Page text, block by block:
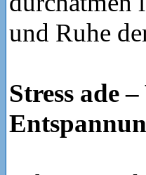
und Ruhe
Stress ade